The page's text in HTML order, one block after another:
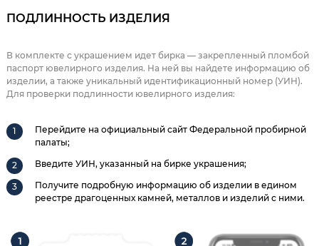
ПОДЛИННОСТЬ ИЗДЕЛИЯ
В комплекте с украшением идет бирка — закрепленный пломбой
паспорт ювелирного изделия. На ней вы найдете информацию об
изделии, а также уникальный идентификационный номер (УИН).
Для проверки подлинности ювелирного изделия:
Перейдите на официальный сайт Федеральной пробирной
палаты;
Введите УИН, указанный на бирке украшения;
Получите подробную информацию об изделии в едином
реестре драгоценных камней, металлов и изделий с ними.